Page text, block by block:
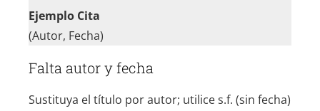
Ejemplo Cita
(Autor, Fecha)
Falta autor y fecha
Sustituya el título por autor; utilice s.f. (sin fecha)